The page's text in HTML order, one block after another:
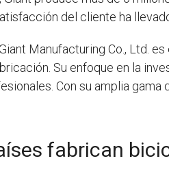
del cliente ha
Manufacturing Co., Ltd.
Su enfoque en la
Con su amplia gama
fabrican